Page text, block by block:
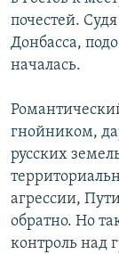
почестей.
Донбасса,
началась.
гнойником,
русских
агрессии,
обратно. Но
контроль над